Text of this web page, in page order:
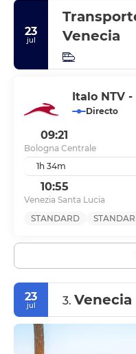
23
jul
Venecia
Italo NTV
Directo
09:21
Bologna Centrale
1h 34m
10:55
Venezia Santa Lucia
STANDARD
23
jul 3. Venecia